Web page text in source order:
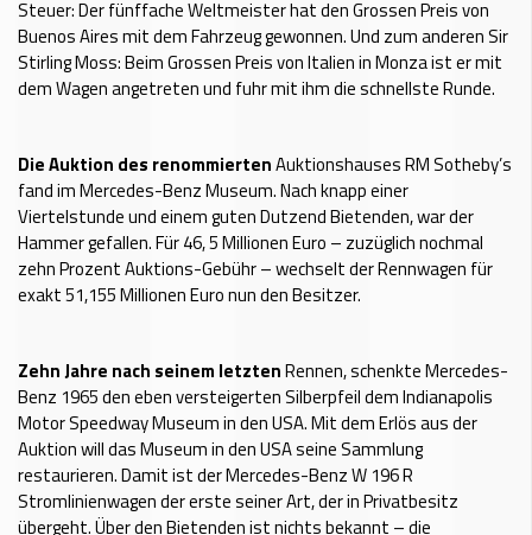
Steuer: Der fünffache Weltmeister hat den Grossen Preis von
Buenos Aires mit dem Fahrzeug gewonnen. Und zum anderen Sir
Stirling Moss: Beim Grossen Preis von Italien in Monza ist er mit
dem Wagen angetreten und fuhr mit ihm die schnellste Runde.
Die Auktion des renommiertenAuktionshauses RM Sotheby’s
fand im Mercedes-Benz Museum. Nach knapp einer
Viertelstunde und einem guten Dutzend Bietenden, war der
Hammer gefallen. Für 46, 5 Millionen Euro – zuzüglich nochmal
zehn Prozent Auktions-Gebühr – wechselt der Rennwagen für
exakt 51,155 Millionen Euro nun den Besitzer.
Zehn Jahre nach seinem letztenRennen, schenkte Mercedes-
Benz 1965 den eben versteigerten Silberpfeil dem Indianapolis
Motor Speedway Museum in den USA. Mit dem Erlös aus der
Auktion will das Museum in den USA seine Sammlung
restaurieren. Damit ist der Mercedes-Benz W 196 R
Stromlinienwagen der erste seiner Art, der in Privatbesitz
übergeht. Über den Bietenden ist nichts bekannt – die